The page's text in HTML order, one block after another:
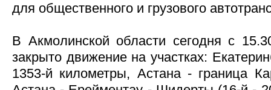
для общественного и грузового
В Акмолинской области сегодня с
закрыто движение на участках:
1353-й километры, Астана - граница